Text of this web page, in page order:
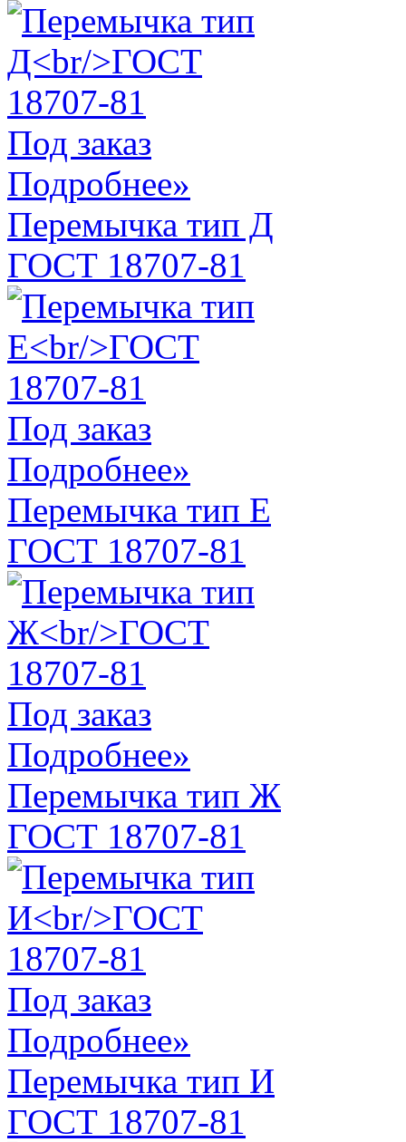
Под заказ
Подробнее»
Перемычка тип Д
ГОСТ 18707-81
Под заказ
Подробнее»
Перемычка тип Е
ГОСТ 18707-81
Под заказ
Подробнее»
Перемычка тип Ж
ГОСТ 18707-81
Под заказ
Подробнее»
Перемычка тип И
ГОСТ 18707-81